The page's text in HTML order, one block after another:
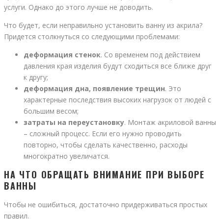
услуги. Однако до этого лучше не доводить.
Что будет, если неправильно установить ванну из акрила?
Придется столкнуться со следующими проблемами:
деформация стенок. Со временем под действием
давления края изделия будут сходиться все ближе друг
к другу;
деформация дна, появление трещин. Это
характерные последствия высоких нагрузок от людей с
большим весом;
затраты на переустановку. Монтаж акриловой ванны
– сложный процесс. Если его нужно проводить
повторно, чтобы сделать качественно, расходы
многократно увеличатся.
НА ЧТО ОБРАЩАТЬ ВНИМАНИЕ ПРИ ВЫБОРЕ
ВАННЫ
Чтобы не ошибиться, достаточно придерживаться простых
правил.